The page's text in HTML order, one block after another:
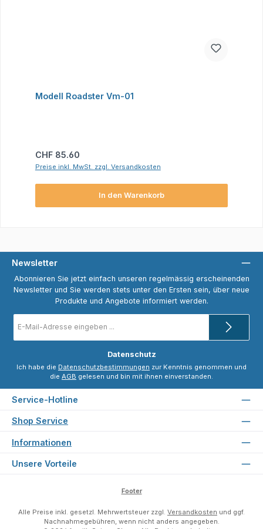
Modell Roadster Vm-01
Regulärer Preis:
CHF 85.60
Preise inkl. MwSt. zzgl. Versandkosten
In den Warenkorb
Newsletter
Abonnieren Sie jetzt einfach unseren regelmässig erscheinenden
Newsletter und Sie werden stets unter den Ersten sein, über neue
Produkte und Angebote informiert werden.
Mail-
*
Datenschutz
Ich habe die Datenschutzbestimmungen zur Kenntnis genommen und
die AGB gelesen und bin mit ihnen einverstanden.
Service-Hotline
Shop Service
Informationen
Unsere Vorteile
Footer
Alle Preise inkl. gesetzl. Mehrwertsteuer zzgl. Versandkosten und ggf.
Nachnahmegebühren, wenn nicht anders angegeben.